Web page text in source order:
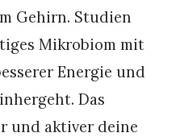
Gehirn. Studien
Mikrobiom mit
Energie und
Das
und aktiver deine